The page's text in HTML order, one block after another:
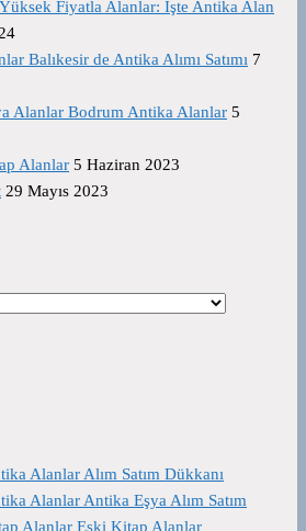
Fiyatla Alanlar: İşte Antika Alan
Balıkesir de Antika Alımı Satımı 7
Alanlar Bodrum Antika Alanlar 5
Alanlar 5 Haziran 2023
29 Mayıs 2023
Alanlar Alım Satım Dükkanı
Alanlar Antika Eşya Alım Satım
Alanlar Eski Kitap Alanlar